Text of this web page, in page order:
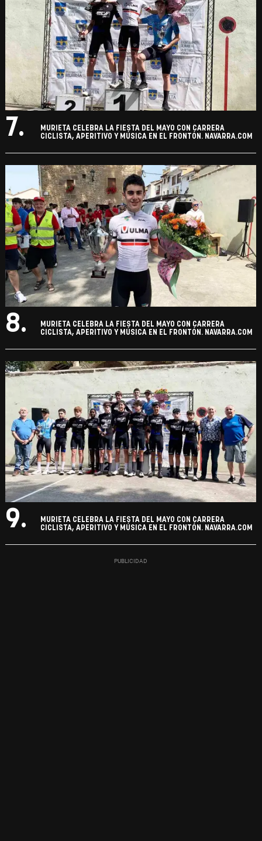
7.
MURIETA CELEBRA LA FIESTA DEL MAYO CON CARRERA
CICLISTA, APERITIVO Y MÚSICA EN EL FRONTÓN. NAVARRA.COM
8.
MURIETA CELEBRA LA FIESTA DEL MAYO CON CARRERA
CICLISTA, APERITIVO Y MÚSICA EN EL FRONTÓN. NAVARRA.COM
9.
MURIETA CELEBRA LA FIESTA DEL MAYO CON CARRERA
CICLISTA, APERITIVO Y MÚSICA EN EL FRONTÓN. NAVARRA.COM